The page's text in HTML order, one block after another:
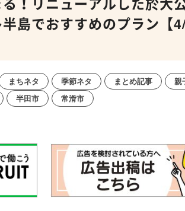
島でおすすめのプラン【
まちネタ 季節ネタ まとめ記事 親
半田市 常滑市